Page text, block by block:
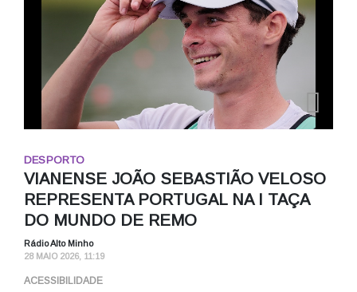
DESPORTO
VIANENSE JOÃO SEBASTIÃO VELOSO
REPRESENTA PORTUGAL NA I TAÇA
DO MUNDO DE REMO
Rádio Alto Minho
28 MAIO 2026, 11:19
ACESSIBILIDADE